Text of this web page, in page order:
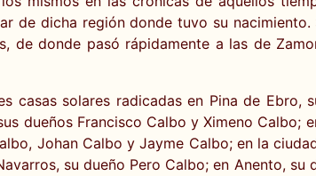
de dicha región donde tuvo su
de donde pasó rápidamente a las de
casas solares radicadas en Pina de
dueños Francisco Calbo y Ximeno Calbo;
Johan Calbo y Jayme Calbo; en la
su dueño Pero Calbo; en Anento,